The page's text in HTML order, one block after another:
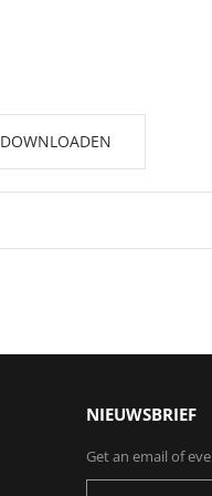
DOWNLOADEN
NIEUWSBRIEF
Get an email of